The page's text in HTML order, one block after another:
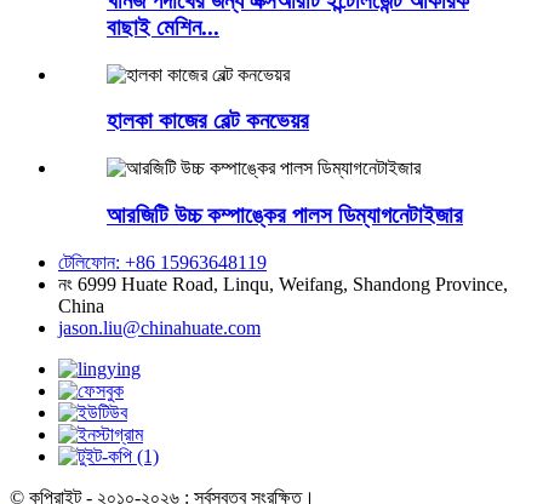
বাছাই মেশিন...
হালকা কাজের বেল্ট কনভেয়র
আরজিটি উচ্চ কম্পাঙ্কের পালস ডিম্যাগনেটাইজার
টেলিফোন: +86 15963648119
নং 6999 Huate Road, Linqu, Weifang, Shandong Province,
China
jason.liu@chinahuate.com
© কপিরাইট - ২০১০-২০২৬ : সর্বস্বত্ব সংরক্ষিত।